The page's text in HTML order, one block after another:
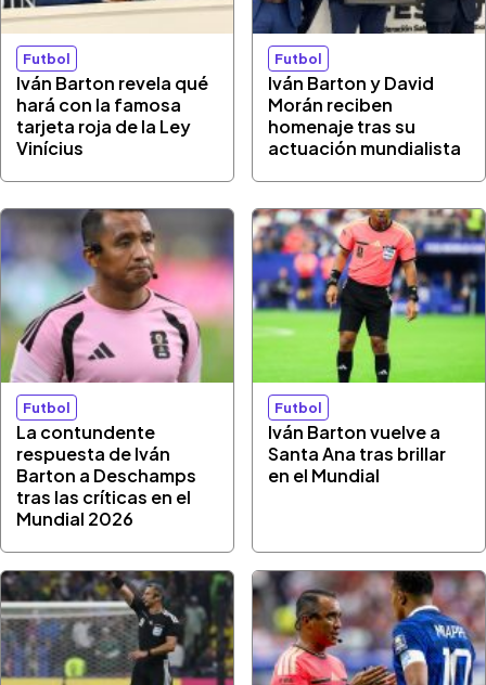
Futbol
Iván Barton revela qué
hará con la famosa
tarjeta roja de la Ley
Vinícius
Futbol
Iván Barton y David
Morán reciben
homenaje tras su
actuación mundialista
Futbol
La contundente
respuesta de Iván
Barton a Deschamps
tras las críticas en el
Mundial 2026
Futbol
Iván Barton vuelve a
Santa Ana tras brillar
en el Mundial